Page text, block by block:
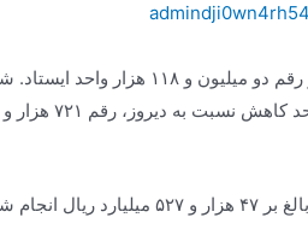
شاخص کل بورس امروز با ۲۸۵۱ واحد کاهش در رقم دو میلیون